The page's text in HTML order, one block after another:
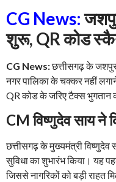
CG News:
शुरू, QR कोड
CG News:छत्तीसगढ़ के
नगर पालिका के चक्कर नहीं
QR कोड के जरिए टैक्स भुगतान
CM विष्णुदेव साय ने
छत्तीसगढ़ के मुख्यमंत्री विष्णुदेव
सुविधा का शुभारंभ किया। यह
जिससे नागरिकों को बड़ी राहत